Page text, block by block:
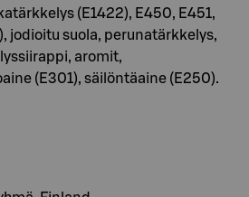
(E1422), E450, E451,
jodioitu suola, perunatärkkelys,
aromit,
(E301), säilöntäaine (E250).